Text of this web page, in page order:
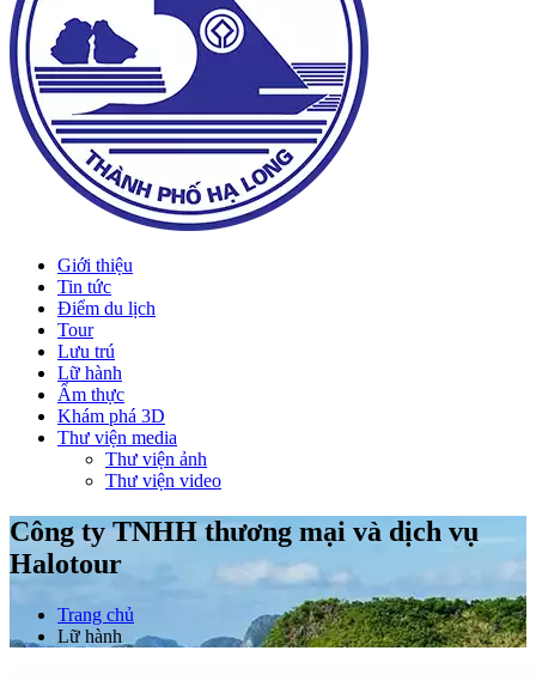
Giới thiệu
Tin tức
Điểm du lịch
Tour
Lưu trú
Lữ hành
Ẩm thực
Khám phá 3D
Thư viện media
Thư viện ảnh
Thư viện video
Công ty TNHH thương mại và dịch vụ
Halotour
Trang chủ
Lữ hành